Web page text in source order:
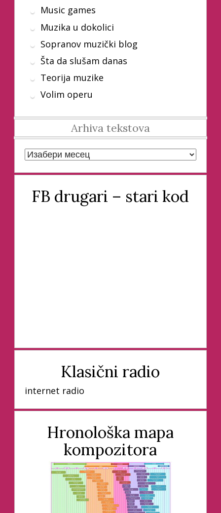
Music games
Muzika u dokolici
Sopranov muzički blog
Šta da slušam danas
Teorija muzike
Volim operu
Arhiva tekstova
Arhiva tekstova
FB drugari – stari kod
Klasični radio
internet radio
Hronološka mapa
kompozitora